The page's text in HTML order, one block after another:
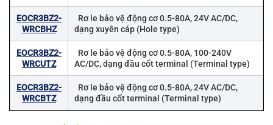
EOCR3BZ2-
WRCBHZ
Rơ le bảo vệ động cơ 0.5-80A, 24V AC/DC,
dạng xuyên cáp (Hole type)
EOCR3BZ2-
WRCUTZ
Rơ le bảo vệ động cơ 0.5-80A, 100-240V
AC/DC, dạng đầu cốt terminal (Terminal type)
EOCR3BZ2-
WRCBTZ
Rơ le bảo vệ động cơ 0.5-80A, 24V AC/DC,
dạng đầu cốt terminal (Terminal type)